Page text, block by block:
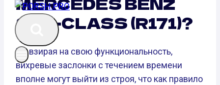
SLK-CLASS (R171)?
Не взирая на свою функциональность,
вихревые заслонки с течением времени
вполне могут выйти из строя, что как правило